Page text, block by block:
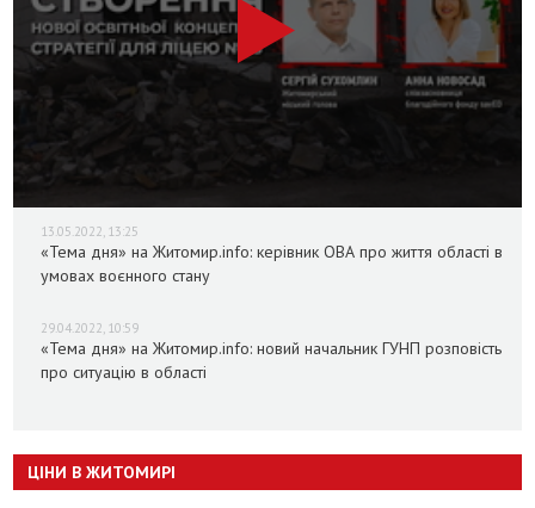
13.05.2022, 13:25
«Тема дня» на Житомир.info: керівник ОВА про життя області в
умовах воєнного стану
29.04.2022, 10:59
«Тема дня» на Житомир.info: новий начальник ГУНП розповість
про ситуацію в області
ЦІНИ В ЖИТОМИРІ